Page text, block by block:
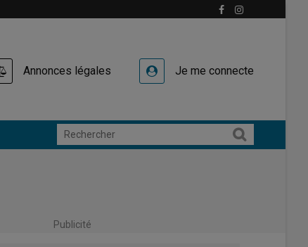
Annonces légales Je me connecte
Publicité